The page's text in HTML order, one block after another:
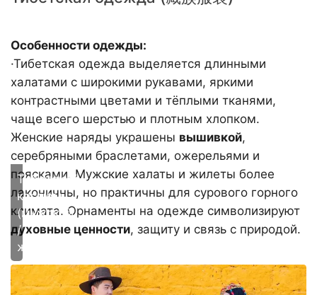
Особенности одежды:
·Тибетская одежда выделяется длинными
халатами с широкими рукавами, яркими
контрастными цветами и тёплыми тканями,
чаще всего шерстью и плотным хлопком.
Женские наряды украшены вышивкой,
серебряными браслетами, ожерельями и
поясками. Мужские халаты и жилеты более
лаконичны, но практичны для сурового горного
климата. Орнаменты на одежде символизируют
духовные ценности, защиту и связь с природой.
Тибетский
костюм
(мужской
/
женский)